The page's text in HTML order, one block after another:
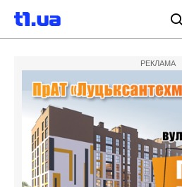
РЕКЛАМА